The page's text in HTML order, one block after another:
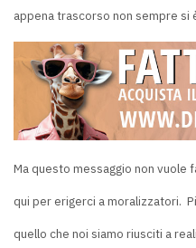
appena trascorso non sempre si
Ma questo messaggio non vuole
qui per erigerci a moralizzatori.
quello che noi siamo riusciti a